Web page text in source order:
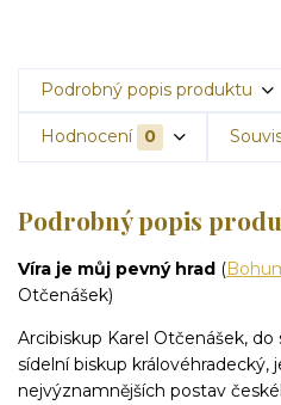
Podrobný popis produktu
Hodnocení 0
Podrobný popis
Víra je můj pevný hrad (
Otčenášek)
Arcibiskup Karel Otčenášek,
sídelní biskup královéhradecký,
nejvýznamnějších postav